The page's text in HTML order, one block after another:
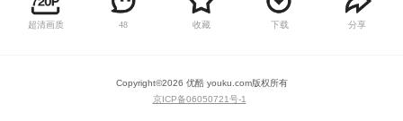
悦中时，来自银河深处的天顶星人逼近地球，从
早期的格罗佛船长、瑞克、麦克斯，到来自泰洛
空殖民的地球人与依靠史前能量生存的因维人的
地球争夺战，接连三次宇宙大战，无数英雄登
超清画质 48 收藏 下载 分享
Copyright©2026 优酷 youku.com版权所有
京ICP备06050721号-1